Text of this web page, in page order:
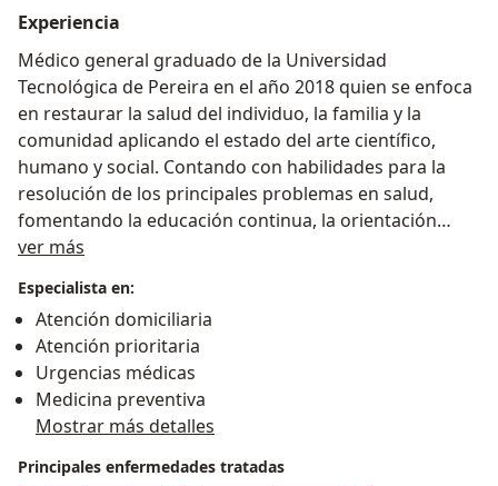
Experiencia
Médico general graduado de la Universidad
Tecnológica de Pereira en el año 2018 quien se enfoca
en restaurar la salud del individuo, la familia y la
comunidad aplicando el estado del arte científico,
humano y social. Contando con habilidades para la
resolución de los principales problemas en salud,
fomentando la educación continua, la orientación
profesional y el buen trato.
ver más
Especialista en:
Atención domiciliaria
Atención prioritaria
Urgencias médicas
Medicina preventiva
Mostrar más detalles
Principales enfermedades tratadas